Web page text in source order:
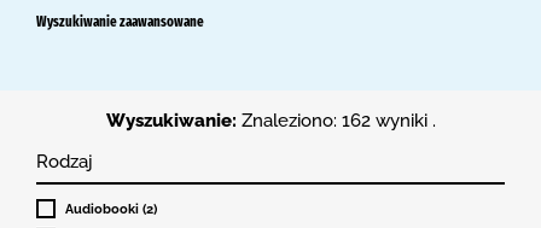
Wyszukiwanie zaawansowane
Wyszukiwanie: Znaleziono: 162 wyniki .
Rodzaj
Audiobooki (2)